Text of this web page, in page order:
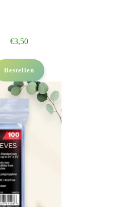
€3,50
Bestellen